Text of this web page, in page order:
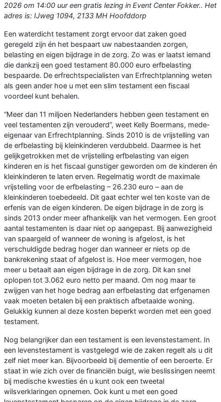
2026 om 14:00 uur een gratis lezing in Event Center Fokker.. Het
adres is: IJweg 1094, 2133 MH Hoofddorp
Een waterdicht testament zorgt ervoor dat zaken goed
geregeld zijn én het bespaart uw nabestaanden zorgen,
belasting en eigen bijdrage in de zorg. Zo was er laatst iemand
die dankzij een goed testament 80.000 euro erfbelasting
bespaarde. De erfrechtspecialisten van Erfrechtplanning weten
als geen ander hoe u met een slim testament een fiscaal
voordeel kunt behalen.
“Meer dan 11 miljoen Nederlanders hebben geen testament en
veel testamenten zijn verouderd”, weet Kelly Boermans, mede-
eigenaar van Erfrechtplanning. Sinds 2010 is de vrijstelling van
de erfbelasting bij kleinkinderen verdubbeld. Daarmee is het
gelijkgetrokken met de vrijstelling erfbelasting van eigen
kinderen en is het fiscaal gunstiger geworden om de kinderen én
kleinkinderen te laten erven. Regelmatig wordt de maximale
vrijstelling voor de erfbelasting – 26.230 euro – aan de
kleinkinderen toebedeeld. Dit gaat echter wel ten koste van de
erfenis van de eigen kinderen. De eigen bijdrage in de zorg is
sinds 2013 onder meer afhankelijk van het vermogen. Een groot
aantal testamenten is daar niet op aangepast. Bij aanwezigheid
van spaargeld of wanneer de woning is afgelost, is het
verschuldigde bedrag hoger dan wanneer er niets op de
bankrekening staat of afgelost is. Hoe meer vermogen, hoe
meer u betaalt aan eigen bijdrage in de zorg. Dit kan snel
oplopen tot 3.062 euro netto per maand. Om nog maar te
zwijgen van het hoge bedrag aan erfbelasting dat erfgenamen
vaak moeten betalen bij een praktisch afbetaalde woning.
Gelukkig kunnen al deze kosten beperkt worden met een goed
testament.
Nog belangrijker dan een testament is een levenstestament. In
een levenstestament is vastgelegd wie de zaken regelt als u dit
zelf niet meer kan. Bijvoorbeeld bij dementie of een beroerte. Er
staat in wie zich over de financiën buigt, wie beslissingen neemt
bij medische kwesties én u kunt ook een tweetal
wilsverklaringen opnemen. Ook kunt u met een goed